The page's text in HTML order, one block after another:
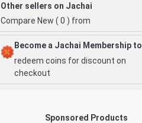
Other sellers on Jachai
Compare New ( 0 ) from
Become a Jachai Membership to
redeem coins for discount on
checkout
Sponsored Products